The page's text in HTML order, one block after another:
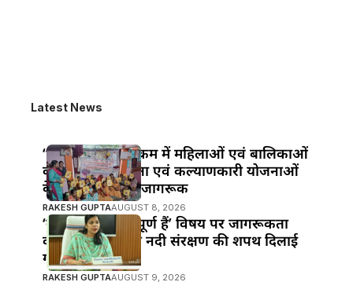
Latest News
“सखी वार्ता” कार्यक्रम में महिलाओं एवं बालिकाओं
को अधिकार, सुरक्षा एवं कल्याणकारी योजनाओं
के प्रति किया गया जागरूक
RAKESH GUPTAAUGUST 8, 2026
‘नदियाँ क्यों महत्वपूर्ण हैं’ विषय पर जागरूकता
कार्यक्रम; छात्रों को नदी संरक्षण की शपथ दिलाई
गई।
RAKESH GUPTAAUGUST 9, 2026